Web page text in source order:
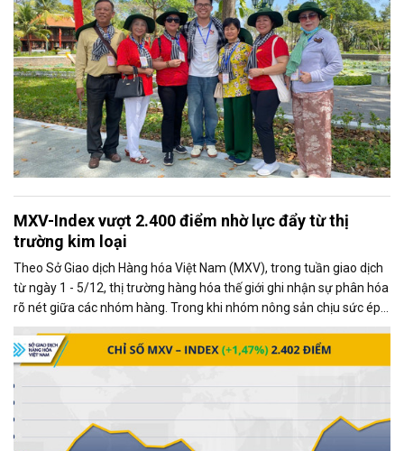
MXV-Index vượt 2.400 điểm nhờ lực đẩy từ thị
trường kim loại
Theo Sở Giao dịch Hàng hóa Việt Nam (MXV), trong tuần giao dịch
từ ngày 1 - 5/12, thị trường hàng hóa thế giới ghi nhận sự phân hóa
rõ nét giữa các nhóm hàng. Trong khi nhóm nông sản chịu sức ép
từ những diễn biến mới trong quan hệ thương mại Mỹ - Trung, thị
trường kim loại lại giao dịch khởi sắc, trở thành động lực chính kéo
chỉ số MXV-Index tăng mạnh.